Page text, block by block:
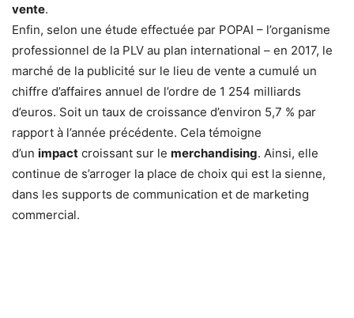
vente.
Enfin, selon une étude effectuée par POPAI – l’organisme
professionnel de la PLV au plan international – en 2017, le
marché de la publicité sur le lieu de vente a cumulé un
chiffre d’affaires annuel de l’ordre de 1 254 milliards
d’euros. Soit un taux de croissance d’environ 5,7 % par
rapport à l’année précédente. Cela témoigne
d’un impact croissant sur le merchandising. Ainsi, elle
continue de s’arroger la place de choix qui est la sienne,
dans les supports de communication et de marketing
commercial.